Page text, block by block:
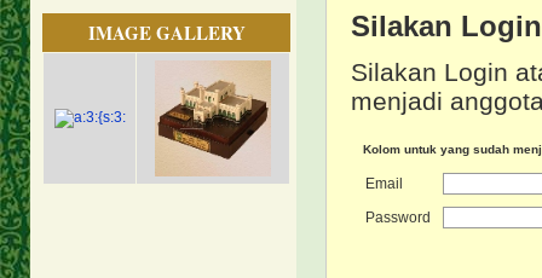
IMAGE GALLERY Silakan
Silakan Login
menjadi
Kolom untuk yang sudah
Email
Password